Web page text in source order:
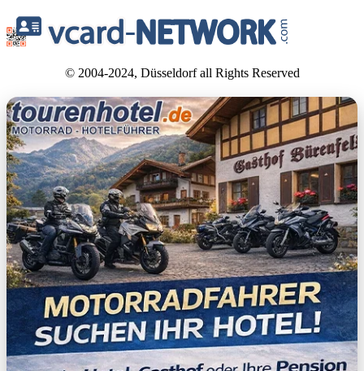
© 2004-2024, Düsseldorf all Rights Reserved